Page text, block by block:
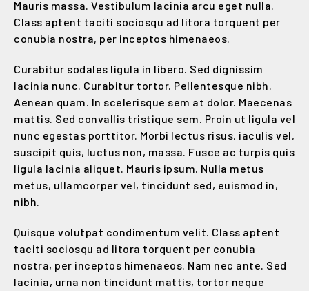
Mauris massa. Vestibulum lacinia arcu eget nulla.
Class aptent taciti sociosqu ad litora torquent per
conubia nostra, per inceptos himenaeos.
Curabitur sodales ligula in libero. Sed dignissim
lacinia nunc. Curabitur tortor. Pellentesque nibh.
Aenean quam. In scelerisque sem at dolor. Maecenas
mattis. Sed convallis tristique sem. Proin ut ligula vel
nunc egestas porttitor. Morbi lectus risus, iaculis vel,
suscipit quis, luctus non, massa. Fusce ac turpis quis
ligula lacinia aliquet. Mauris ipsum. Nulla metus
metus, ullamcorper vel, tincidunt sed, euismod in,
nibh.
Quisque volutpat condimentum velit. Class aptent
taciti sociosqu ad litora torquent per conubia
nostra, per inceptos himenaeos. Nam nec ante. Sed
lacinia, urna non tincidunt mattis, tortor neque